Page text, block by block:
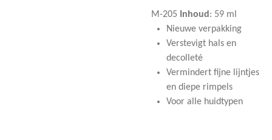
M-205 Inhoud : 59 ml
Nieuwe verpakking
Verstevigt hals en
decolleté
Vermindert fijne lijntjes
en diepe rimpels
Voor alle huidtypen